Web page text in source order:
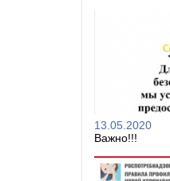
13.05.2020
Важно!!!